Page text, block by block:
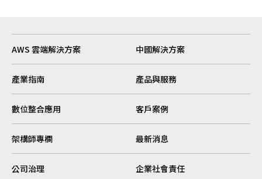
AWS 雲端解決方案 中國解決方案
產業指南 產品與服務
數位整合應用 客戶案例
架構師專欄 最新消息
公司治理 企業社會責任